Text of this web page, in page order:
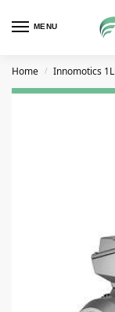
MENU
Home / Innomotics